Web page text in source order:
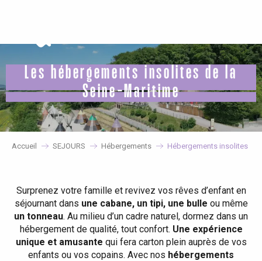
Les hébergements insolites de la
Seine-Maritime
Accueil SEJOURS Hébergements Hébergements insolites
Surprenez votre famille et revivez vos rêves d’enfant en
séjournant dans une cabane, un tipi, une bulle ou même
un tonneau. Au milieu d’un cadre naturel, dormez dans un
hébergement de qualité, tout confort. Une expérience
unique et amusante qui fera carton plein auprès de vos
enfants ou vos copains. Avec nos hébergements